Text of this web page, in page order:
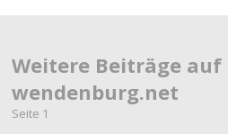
Weitere Beiträge auf
wendenburg.net
Seite 1